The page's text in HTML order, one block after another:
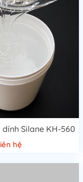
Silane KH-560
hệ